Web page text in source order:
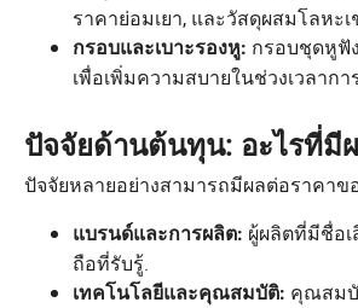
ราคาย่อมเยา, และวัสดุผสมโลหะ
กรอบและเบาะรองหู: กรอบชุดหูฟั
เพื่อเพิ่มความสบายในช่วงเวลาก
ปัจจัยด้านต้นทุน: อะไรที่มี
ปัจจัยหลายอย่างสามารถมีผลต่อราคา
แบรนด์และการผลิต: ผู้ผลิตที่มีชื่อ
ถือที่รับรู้.
เทคโนโลยีและคุณสมบัติ: คุณสมบั